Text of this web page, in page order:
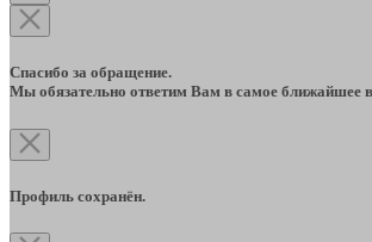
Спасибо за обращение.
Мы обязательно ответим Вам в самое ближайшее
Профиль сохранён.